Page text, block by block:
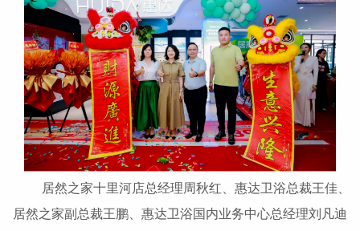
居然之家十里河店总经理周秋红、惠达卫浴总裁王佳、
居然之家副总裁王鹏、惠达卫浴国内业务中心总经理刘凡迪